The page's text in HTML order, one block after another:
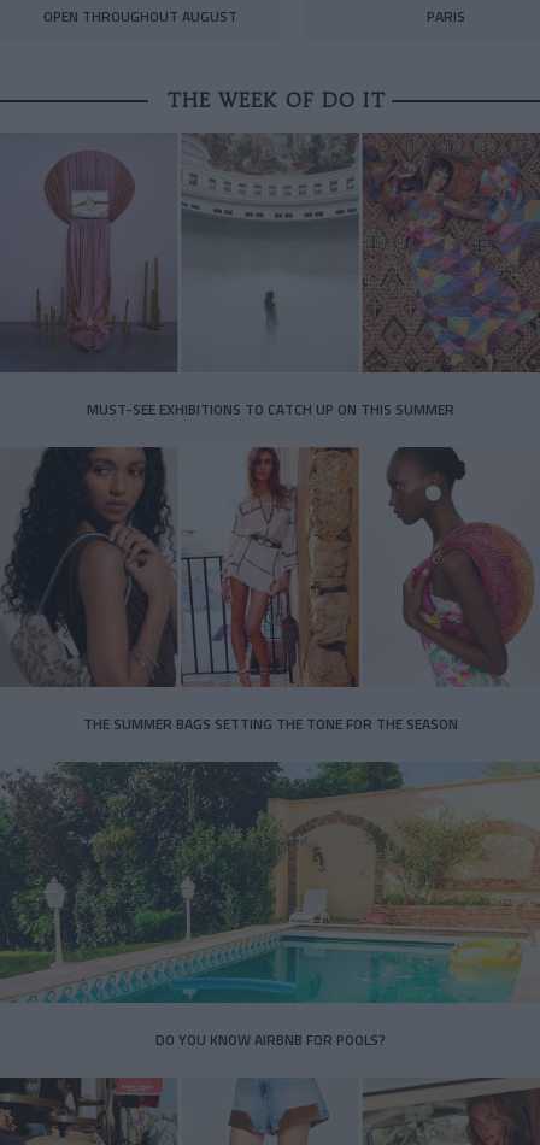
OPEN THROUGHOUT AUGUST
PARIS
THE WEEK OF DO IT
MUST-SEE EXHIBITIONS TO CATCH UP ON THIS SUMMER
THE SUMMER BAGS SETTING THE TONE FOR THE SEASON
DO YOU KNOW AIRBNB FOR POOLS?